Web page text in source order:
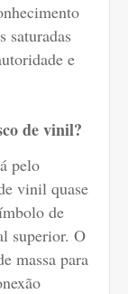
saturadas
e
de vinil?
pelo
vinil quase
de
superior. O
massa para